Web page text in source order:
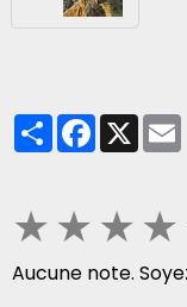
PartagerFacebook
X
★★★★
Aucune note.